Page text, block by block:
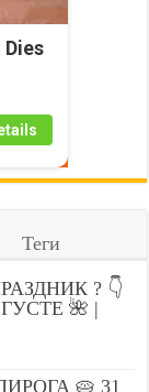
Dies
Теги
? 👇
🌺 |
🥧 31